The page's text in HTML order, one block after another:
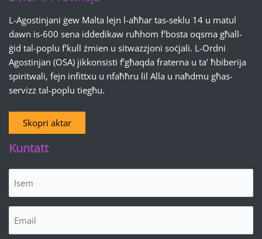
L-Agostinjani ġew Malta lejn l-aħħar tas-seklu 14 u matul
dawn is-600 sena iddedikaw ruħhom f'bosta oqsma għall-
ġid tal-poplu f'kull żmien u sitwazzjoni soċjali. L-Ordni
Agostinjan (OSA) jikkonsisti f’għaqda fraterna u ta’ ħbiberija
spiritwali, fejn infittxu u nfaħħru lil Alla u naħdmu għas-
servizz tal-poplu tiegħu.
Skopri aktar
Kuntatt